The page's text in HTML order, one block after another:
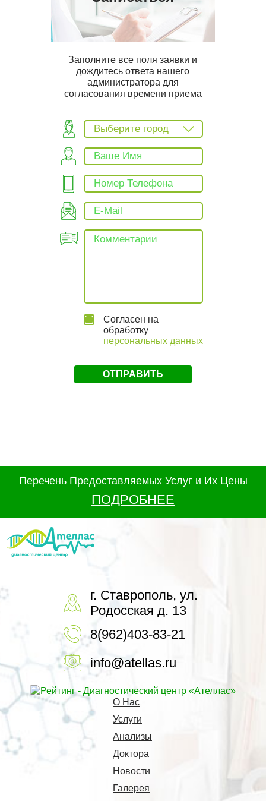
Заполните все поля заявки и
дождитесь ответа нашего
администратора для
согласования времени приема
Выберите город
Согласен на
обработку
персональных данных
Перечень Предоставляемых Услуг и Их Цены
ПОДРОБНЕЕ
г. Ставрополь, ул.
Родосская д. 13
8(962)403-83-21
info@atellas.ru
О Нас
Услуги
Анализы
Доктора
Новости
Галерея